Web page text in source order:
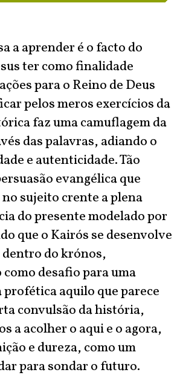
a aprender é o facto do
ter como finalidade
para o Reino de Deus
pelos meros exercícios da
faz uma camuflagem da
das palavras, adiando o
e autenticidade. Tão
evangélica que
sujeito crente a plena
do presente modelado por
que o Kairós se desenvolve
do krónos,
desafio para uma
aquilo que parece
convulsão da história,
a acolher o aqui e o agora,
e dureza, como um
para sondar o futuro.